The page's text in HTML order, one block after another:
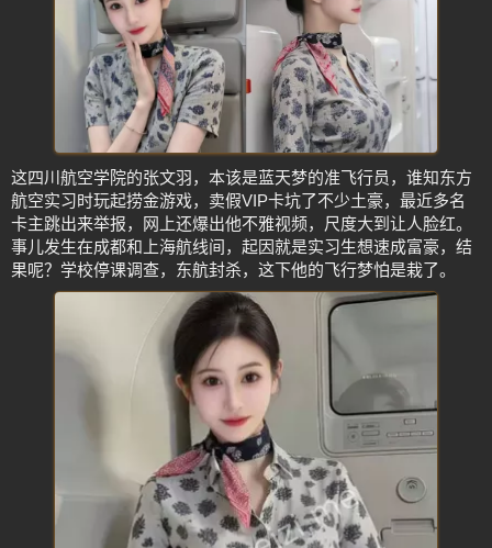
这四川航空学院的张文羽，本该是蓝天梦的准飞行员，谁知东方
航空实习时玩起捞金游戏，卖假VIP卡坑了不少土豪，最近多名
卡主跳出来举报，网上还爆出他不雅视频，尺度大到让人脸红。
事儿发生在成都和上海航线间，起因就是实习生想速成富豪，结
果呢？学校停课调查，东航封杀，这下他的飞行梦怕是栽了。